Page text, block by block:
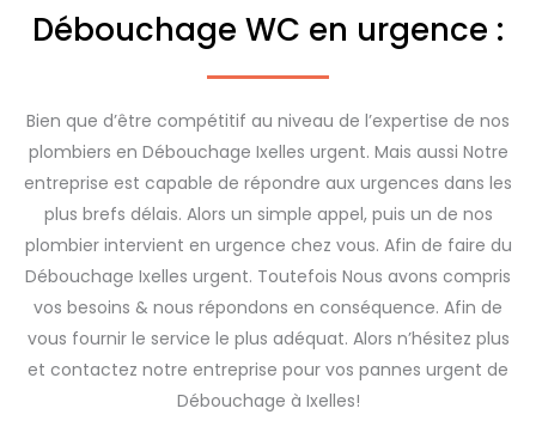
Débouchage WC en urgence :
Bien que d’être compétitif au niveau de l’expertise de nos
plombiers en Débouchage Ixelles urgent. Mais aussi Notre
entreprise est capable de répondre aux urgences dans les
plus brefs délais. Alors un simple appel, puis un de nos
plombier intervient en urgence chez vous. Afin de faire du
Débouchage Ixelles urgent. Toutefois Nous avons compris
vos besoins & nous répondons en conséquence. Afin de
vous fournir le service le plus adéquat. Alors n’hésitez plus
et contactez notre entreprise pour vos pannes urgent de
Débouchage à Ixelles!